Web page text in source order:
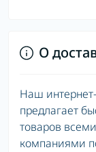
О
Наш
предлагает
товаров
компаниями